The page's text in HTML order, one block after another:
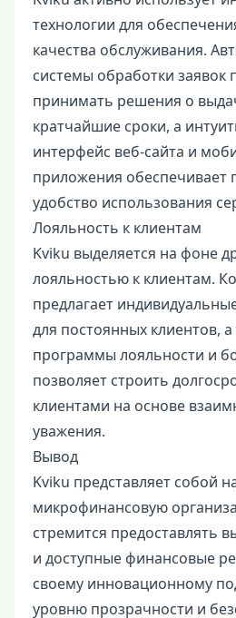
технологии для
качества обслуживания.
системы обработки заявок
принимать решения о
кратчайшие сроки, а
интерфейс веб-сайта и
приложения обеспечивает
удобство использования
Лояльность к клиентам
Kviku выделяется на фоне
лояльностью к клиентам.
предлагает
для постоянных клиентов,
программы лояльности и
позволяет строить
клиентами на основе
уважения.
Вывод
Kviku представляет собой
микрофинансовую
стремится предоставлять
и доступные финансовые
своему инновационному
уровню прозрачности и